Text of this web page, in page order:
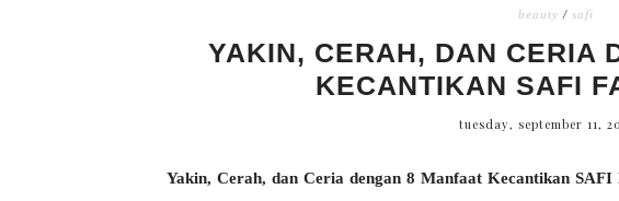
beauty / safi
YAKIN, CERAH, DAN CERIA
KECANTIKAN SAFI
tuesday, september 11,
Yakin, Cerah, dan Ceria dengan 8 Manfaat Kecantikan SAFI